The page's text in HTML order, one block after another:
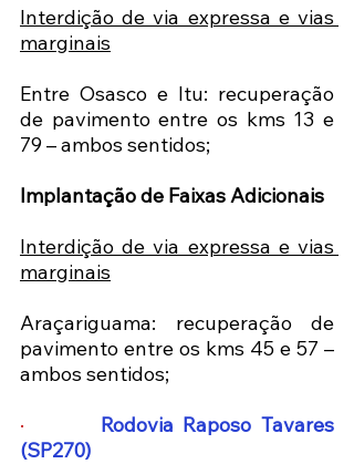
Interdição de via expressa e vias
marginais
Entre Osasco e Itu: recuperação
de pavimento entre os kms 13 e
79 – ambos sentidos;
Implantação de Faixas Adicionais
Interdição de via expressa e vias
marginais
Araçariguama: recuperação de
pavimento entre os kms 45 e 57 –
ambos sentidos;
· Rodovia Raposo Tavares
(SP270)